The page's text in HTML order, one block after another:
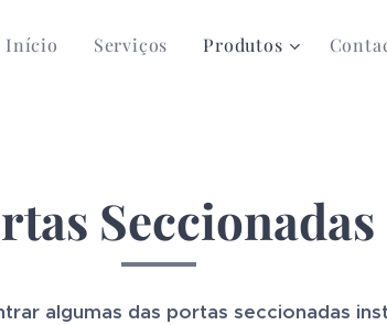
Início Serviços Produtos
Seccionadas
algumas das portas seccionadas